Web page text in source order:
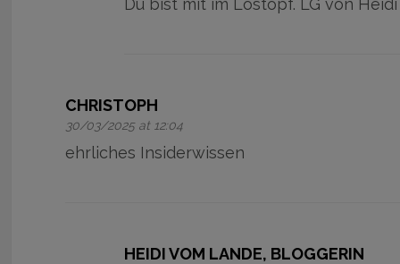
Du bist mit im Lostopf. LG von Heidi
CHRISTOPH
30/03/2025 at 12:04
ehrliches Insiderwissen
HEIDI VOM LANDE, BLOGGERIN